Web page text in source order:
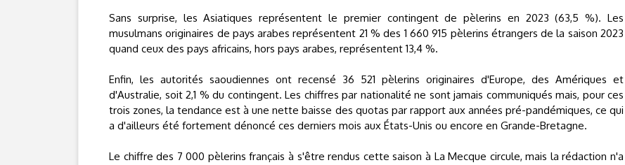
Sans surprise, les Asiatiques représentent le premier contingent de pèlerins en 2023 (63,5 %). Les
musulmans originaires de pays arabes représentent 21 % des 1 660 915 pèlerins étrangers de la saison 2023
quand ceux des pays africains, hors pays arabes, représentent 13,4 %.
Enfin, les autorités saoudiennes ont recensé 36 521 pèlerins originaires d'Europe, des Amériques et
d'Australie, soit 2,1 % du contingent. Les chiffres par nationalité ne sont jamais communiqués mais, pour ces
trois zones, la tendance est à une nette baisse des quotas par rapport aux années pré-pandémiques, ce qui
a d'ailleurs été fortement dénoncé ces derniers mois aux États-Unis ou encore en Grande-Bretagne.
Le chiffre des 7 000 pèlerins français à s'être rendus cette saison à La Mecque circule, mais la rédaction n'a